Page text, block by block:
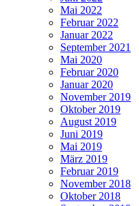
Mai 2022
Februar 2022
Januar 2022
September 2021
Mai 2020
Februar 2020
Januar 2020
November 2019
Oktober 2019
August 2019
Juni 2019
Mai 2019
März 2019
Februar 2019
November 2018
Oktober 2018